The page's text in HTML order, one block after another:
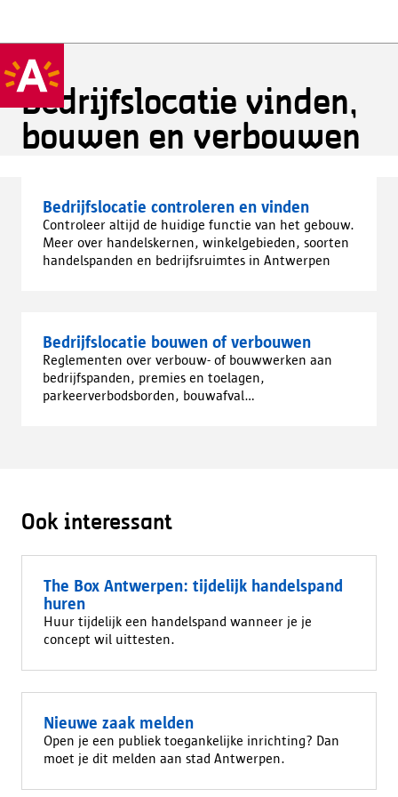
Bedrijfslocatie vinden,
bouwen en verbouwen
Bedrijfslocatie controleren en vinden
Controleer altijd de huidige functie van het gebouw.
Meer over handelskernen, winkelgebieden, soorten
handelspanden en bedrijfsruimtes in Antwerpen
Bedrijfslocatie bouwen of verbouwen
Reglementen over verbouw- of bouwwerken aan
bedrijfspanden, premies en toelagen,
parkeerverbodsborden, bouwafval...
Ook interessant
The Box Antwerpen: tijdelijk handelspand
huren
Huur tijdelijk een handelspand wanneer je je
concept wil uittesten.
Nieuwe zaak melden
Open je een publiek toegankelijke inrichting? Dan
moet je dit melden aan stad Antwerpen.